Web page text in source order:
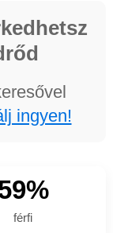
ingyen!
férfi